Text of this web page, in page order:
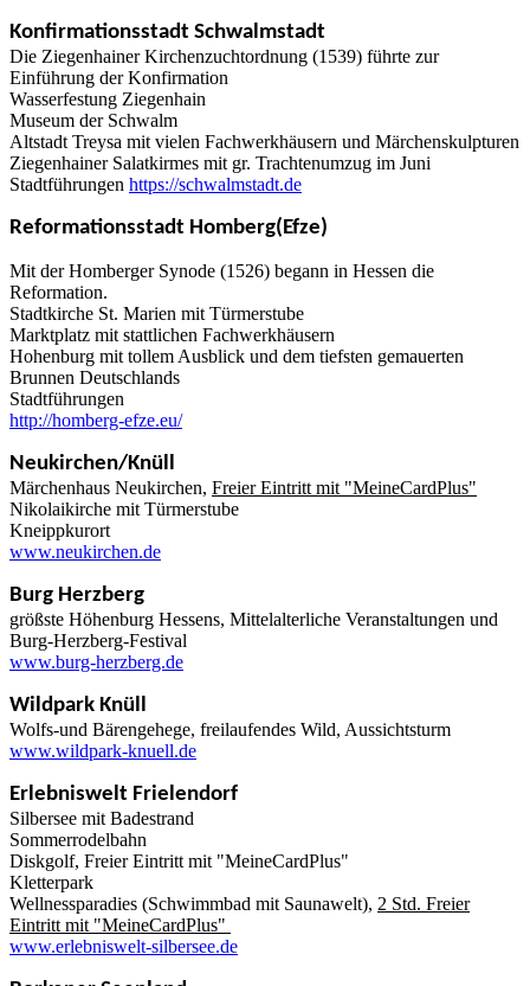
Konfirmationsstadt Schwalmstadt
Die Ziegenhainer Kirchenzuchtordnung (1539) führte zur
Einführung der Konfirmation
Wasserfestung Ziegenhain
Museum der Schwalm
Altstadt Treysa mit vielen Fachwerkhäusern und Märchenskulpturen
Ziegenhainer Salatkirmes mit gr. Trachtenumzug im Juni
Stadtführungen https://schwalmstadt.de
Reformationsstadt Homberg(Efze)
Mit der Homberger Synode (1526) begann in Hessen die
Reformation.
Stadtkirche St. Marien mit Türmerstube
Marktplatz mit stattlichen Fachwerkhäusern
Hohenburg mit tollem Ausblick und dem tiefsten gemauerten
Brunnen Deutschlands
Stadtführungen
http://homberg-efze.eu/
Neukirchen/Knüll
Märchenhaus Neukirchen, Freier Eintritt mit "MeineCardPlus"
Nikolaikirche mit Türmerstube
Kneippkurort
www.neukirchen.de
Burg Herzberg
größste Höhenburg Hessens, Mittelalterliche Veranstaltungen und
Burg-Herzberg-Festival
www.burg-herzberg.de
Wildpark Knüll
Wolfs-und Bärengehege, freilaufendes Wild, Aussichtsturm
www.wildpark-knuell.de
Erlebniswelt Frielendorf
Silbersee mit Badestrand
Sommerrodelbahn
Diskgolf, Freier Eintritt mit "MeineCardPlus"
Kletterpark
Wellnessparadies (Schwimmbad mit Saunawelt), 2 Std. Freier
Eintritt mit "MeineCardPlus"
www.erlebniswelt-silbersee.de